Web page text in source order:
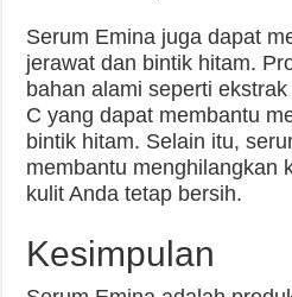
Serum Emina juga dapat
jerawat dan bintik hitam.
bahan alami seperti
C yang dapat membantu
bintik hitam. Selain itu,
membantu menghilangkan
kulit Anda tetap bersih.
Kesimpulan